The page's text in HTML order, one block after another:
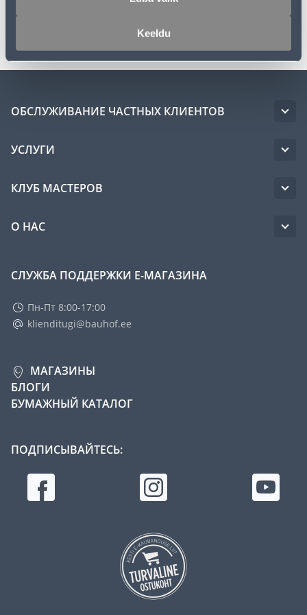
Keeldu
ОБСЛУЖИВАНИЕ ЧАСТНЫХ КЛИЕНТОВ
УСЛУГИ
КЛУБ МАСТЕРОВ
О НАС
СЛУЖБА ПОДДЕРЖКИ Е-МАГАЗИНА
Пн-Пт 8:00-17:00
klienditugi@bauhof.ee
МАГАЗИНЫ
БЛОГИ
БУМАЖНЫЙ КАТАЛОГ
ПОДПИСЫВАЙТЕСЬ: